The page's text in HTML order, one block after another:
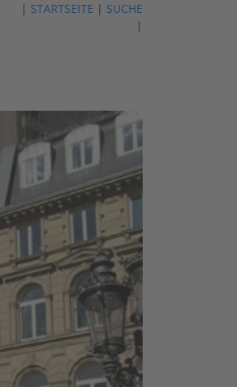
| STARTSEITE | SUCHE
|